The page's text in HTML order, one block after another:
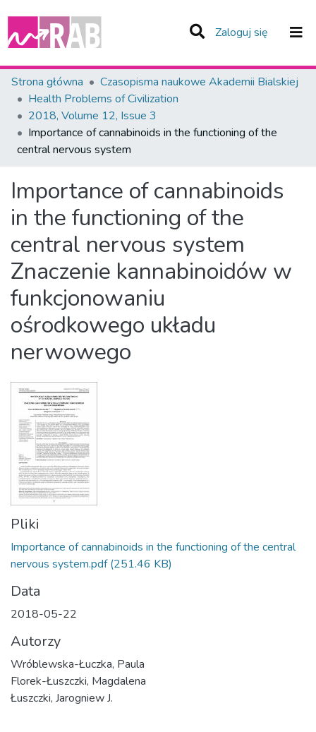
Zaloguj się (current)
Zespoły i Kolekcje
Statystyka
Całe Repozytorium
Strona główna
Czasopisma naukowe Akademii Bialskiej
Health Problems of Civilization
2018, Volume 12, Issue 3
Importance of cannabinoids in the functioning of the
central nervous system
Importance of cannabinoids
in the functioning of the
central nervous system
Znaczenie kannabinoidów w
funkcjonowaniu
ośrodkowego układu
nerwowego
Pliki
Importance of cannabinoids in the functioning of the central
nervous system.pdf (251.46 KB)
Data
2018-05-22
Autorzy
Wróblewska-Łuczka, Paula
Florek-Łuszczki, Magdalena
Łuszczki, Jarogniew J.